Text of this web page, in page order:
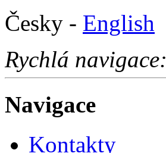
Česky - English
Rychlá navigace:
Navigace
Kontakty